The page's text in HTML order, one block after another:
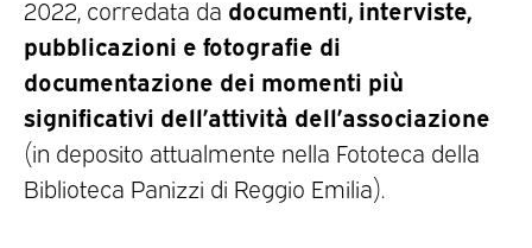
2022, corredata da documenti, interviste,
pubblicazioni e fotografie di
documentazione dei momenti più
significativi dell’attività dell’associazione
(in deposito attualmente nella Fototeca della
Biblioteca Panizzi di Reggio Emilia).